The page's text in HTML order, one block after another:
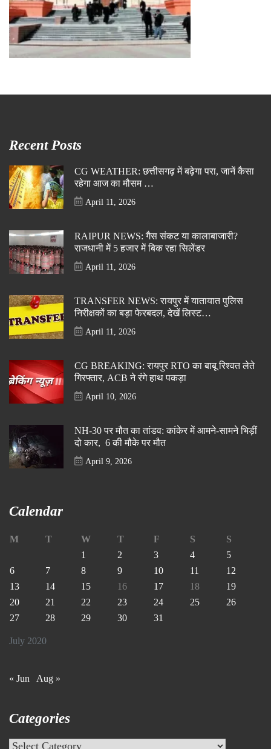
Recent Posts
CG WEATHER: छत्तीसगढ़ में बढ़ेगा परा, जानें कैसा
रहेगा आज का मौसम …
April 11, 2026
RAIPUR NEWS: गैस संकट या कालाबाजारी?
राजधानी में 5 हजार में बिक रहा सिलेंडर
April 11, 2026
TRANSFER NEWS: रायपुर में यातायात पुलिस
निरीक्षकों का बड़ा फेरबदल, देखें लिस्ट…
April 11, 2026
CG BREAKING: रायपुर RTO का बाबू रिश्वत लेते
गिरफ्तार, ACB ने रंगे हाथ पकड़ा
April 10, 2026
NH-30 पर मौत का तांडव: कांकेर में आमने-सामने भिड़ीं
दो कार, 6 की मौके पर मौत
April 9, 2026
Calendar
July 2020
M T W T F S
S
1
2 3 4
5
6
7 8 9 10 11
12
13
14 15 16 17 18
19
20
21 22 23 24 25
26
27
28 29 30 31
« Jun Aug »
Categories
Categories